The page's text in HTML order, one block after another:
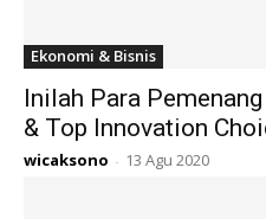
Ekonomi & Bisnis
Inilah Para
& Top Innovation
wicaksono - 13 Agu 2020